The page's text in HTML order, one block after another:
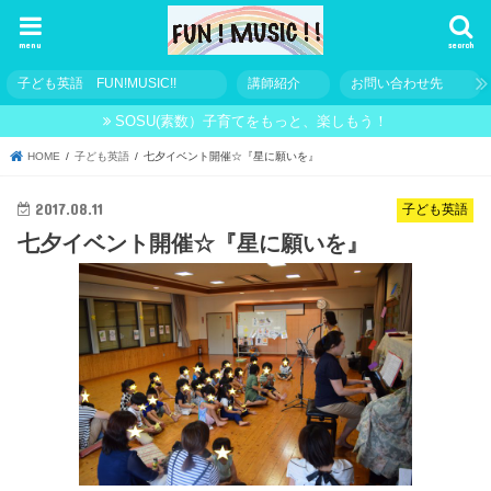
search
menu
子ども英語 FUN!MUSIC!! 講師紹介 お問い合わせ先
SOSU(素数）子育てをもっと、楽しもう！
HOME 子ども英語 七夕イベント開催☆『星に願いを』
子ども英語
2017.08.11
七夕イベント開催☆『星に願いを』